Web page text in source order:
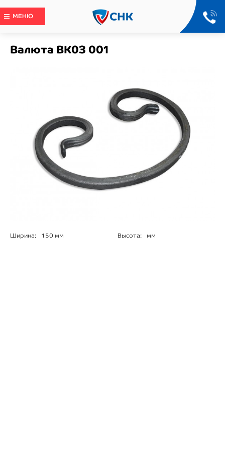
МЕНЮ
Валюта ВК0З 001
Ширина: 150 мм Высота: мм